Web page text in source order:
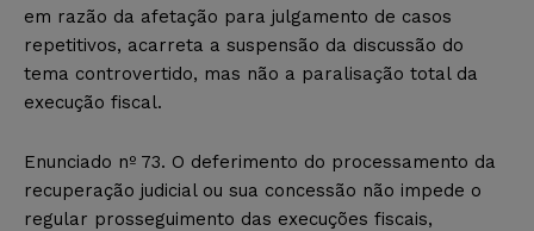
em razão da afetação para julgamento de casos
repetitivos, acarreta a suspensão da discussão do
tema controvertido, mas não a paralisação total da
execução fiscal.
Enunciado nº 73. O deferimento do processamento da
recuperação judicial ou sua concessão não impede o
regular prosseguimento das execuções fiscais,